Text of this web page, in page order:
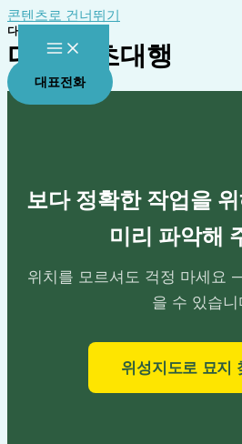
콘텐츠로 건너뛰기
다온 그룹
다온 벌초대행
대표전화
보다 정확한 작업을
미리 파악해
위치를 모르셔도 걱정 마세요
을 수 있습니
위성지도로 묘지